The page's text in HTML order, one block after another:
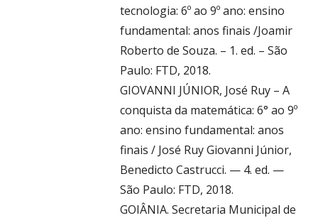
tecnologia: 6º ao 9º ano: ensino
fundamental: anos finais /Joamir
Roberto de Souza. – 1. ed. – São
Paulo: FTD, 2018.
GIOVANNI JÚNIOR, José Ruy – A
conquista da matemática: 6° ao 9º
ano: ensino fundamental: anos
finais / José Ruy Giovanni Júnior,
Benedicto Castrucci. — 4. ed. —
São Paulo: FTD, 2018.
GOIÂNIA. Secretaria Municipal de